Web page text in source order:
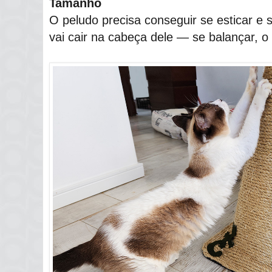
Tamanho
O peludo precisa conseguir se esticar e
vai cair na cabeça dele ― se balançar, o